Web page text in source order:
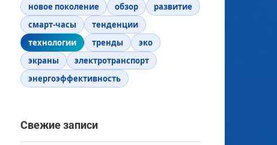
новое поколение
обзор
развитие
смарт-часы
тенденции
технологии
тренды
эко
экраны
электротранспорт
энергоэффективность
Свежие записи